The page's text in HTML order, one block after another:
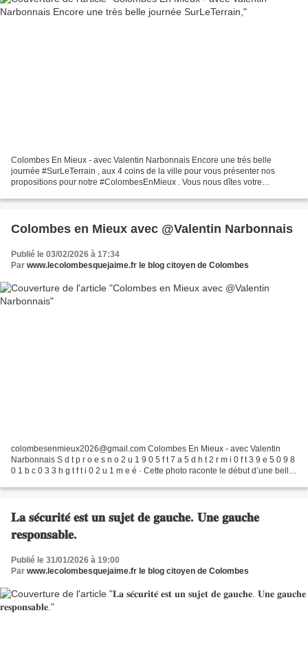
Colombes En Mieux - avec Valentin Narbonnais Encore une très belle
journée #SurLeTerrain , aux 4 coins de la ville pour vous présenter nos
propositions pour notre #ColombesEnMieux . Vous nous dîtes votre
Colombes en Mieux avec @Valentin Narbonnais
Publié le 03/02/2026 à 17:34
Par www.lecolombesquejaime.fr le blog citoyen de Colombes
colombesenmieux2026@gmail.com Colombes En Mieux - avec Valentin
Narbonnais S d t p r o e s n o 2 u 1 9 0 5 f t 7 a 5 d h t 2 r m i 0 f t 3 9 e 5 0 9 8
0 1 b c 0 3 3 h g t f t i 0 2 u 1 m e é · Cette photo raconte le début d’une belle
𝐋𝐚 𝐬𝐞́𝐜𝐮𝐫𝐢𝐭𝐞́ 𝐞𝐬𝐭 𝐮𝐧 𝐬𝐮𝐣𝐞𝐭 𝐝𝐞 𝐠𝐚𝐮𝐜𝐡𝐞. 𝐔𝐧𝐞 𝐠𝐚𝐮𝐜𝐡𝐞
𝐫𝐞𝐬𝐩𝐨𝐧𝐬𝐚𝐛𝐥𝐞.
Publié le 31/01/2026 à 19:00
Par www.lecolombesquejaime.fr le blog citoyen de Colombes